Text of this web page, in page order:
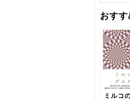
おす
ミルコ